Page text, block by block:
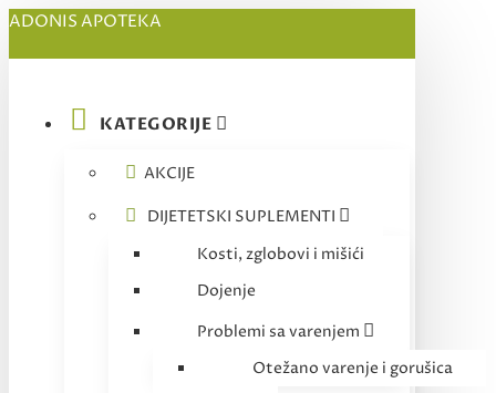
ADONIS APOTEKA
KATEGORIJE
AKCIJE
DIJETETSKI SUPLEMENTI
Kosti, zglobovi i mišići
Dojenje
Problemi sa varenjem
Otežano varenje i gorušica